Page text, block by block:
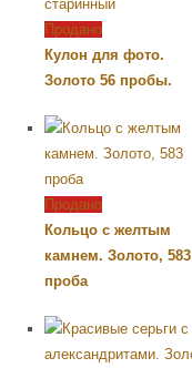
Продано
Кулон для фото.
Золото 56 пробы.
Продано
Кольцо с желтым
камнем. Золото, 583
проба